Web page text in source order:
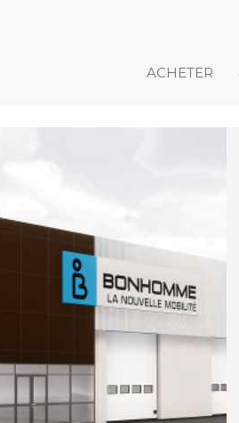
ACHETER